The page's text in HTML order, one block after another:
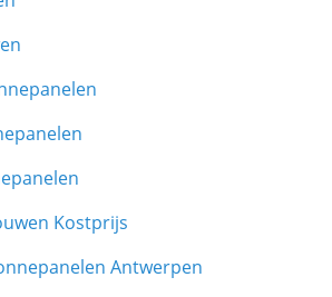
Kostprijs
Antwerpen